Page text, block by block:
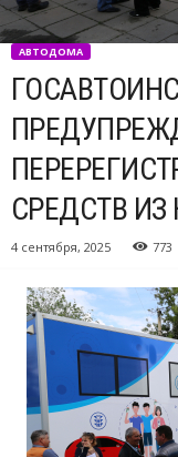
АВТОДОМА
СРЕДСТВ
4 сентября, 2025 773